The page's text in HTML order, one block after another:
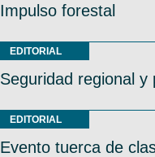
Impulso forestal
EDITORIAL
Seguridad regional y
EDITORIAL
Evento tuerca de